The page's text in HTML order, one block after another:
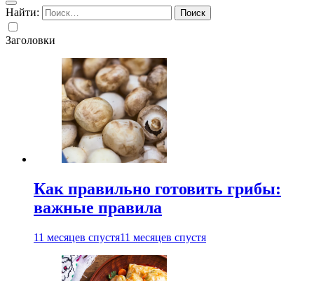
Найти:
Заголовки
Как правильно готовить грибы:
важные правила
11 месяцев спустя11 месяцев спустя